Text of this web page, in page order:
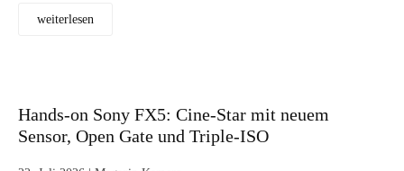
weiterlesen
Hands-on Sony FX5: Cine-Star mit neuem
Sensor, Open Gate und Triple-ISO